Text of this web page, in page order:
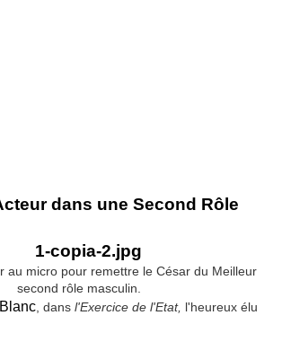
dans une Second Rôle
au micro pour remettre le César du Meilleur
second rôle masculin.
, dansl'Exercice de l'Etat, l'heureux élu